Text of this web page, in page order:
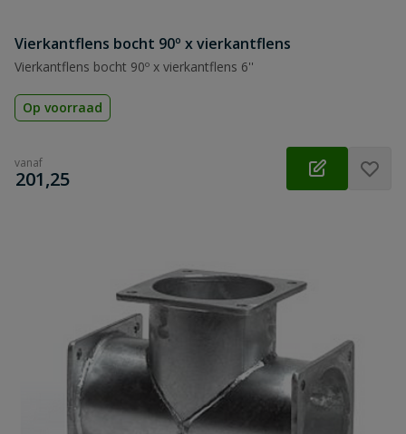
Vierkantflens bocht 90º x vierkantflens
Vierkantflens bocht 90º x vierkantflens 6''
Op voorraad
vanaf
€
201,25